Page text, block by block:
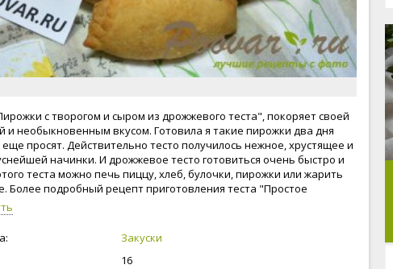
с творогом и сыром из дрожжевого теста", покоряет своей
и необыкновенным вкусом. Готовила я такие пирожки два дня
просят. Действительно тесто получилось нежное, хрустящее и
начинки. И дрожжевое тесто готовиться очень быстро и
теста можно печь пиццу, хлеб, булочки, пирожки или жарить
Более подробный рецепт приготовления теста "Простое
тесто", в разделе "Выпечка". https://poovar.ru/3272-prostoe-
testo.html Такое тесто можно хранить в холодильнике 2-3 дня,
хранить в плотно закрытой посуде. Пирожки с творогом и
теста - получились нежные, хрустящие, легкие,
вас приятно удивит. Рецепт сопровождается пошаговыми фото и
Закуски
16